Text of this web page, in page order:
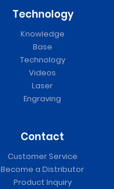
Technology
Knowledge
Base
Technology
Videos
Laser
Engraving
Contact
Customer Service
Become a Distributor
Product Inquiry